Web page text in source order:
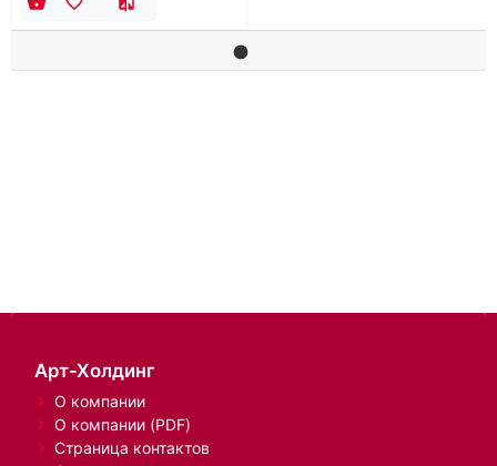
Арт-Холдинг
О компании
О компании (PDF)
Страница контактов